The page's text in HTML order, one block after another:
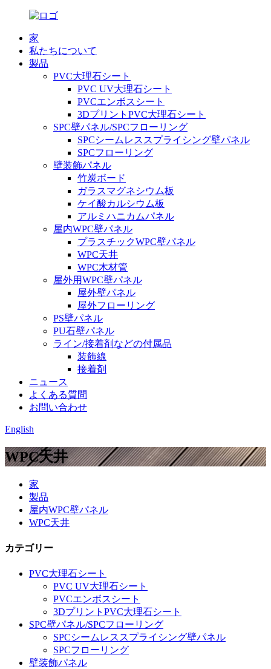
家
私たちについて
製品
PVC大理石シート
PVC UV大理石シート
PVCエンボスシート
3DプリントPVC大理石シート
SPC壁パネル/SPCフローリング
SPCシームレススプライシング壁パネル
SPCフローリング
壁装飾パネル
竹炭ボード
ガラスマグネシウム板
ケイ酸カルシウム板
アルミハニカムパネル
屋内WPC壁パネル
プラスチックWPC壁パネル
WPC天井
WPC木材管
屋外用WPC壁パネル
屋外壁パネル
屋外フローリング
PS壁パネル
PU石壁パネル
ライン/接着剤などの付属品
装飾線
接着剤
ニュース
よくある質問
お問い合わせ
English
WPC天井
家
製品
屋内WPC壁パネル
WPC天井
カテゴリー
PVC大理石シート
PVC UV大理石シート
PVCエンボスシート
3DプリントPVC大理石シート
SPC壁パネル/SPCフローリング
SPCシームレススプライシング壁パネル
SPCフローリング
壁装飾パネル